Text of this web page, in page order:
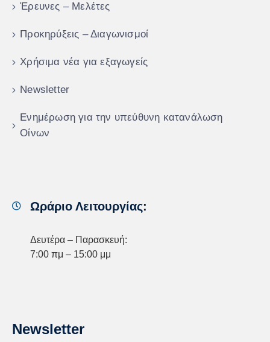
Έρευνες – Μελέτες
Προκηρύξεις – Διαγωνισμοί
Χρήσιμα νέα για εξαγωγείς
Newsletter
Ενημέρωση για την υπεύθυνη κατανάλωση
Οίνων
Ωράριο Λειτουργίας:
Δευτέρα – Παρασκευή:
7:00 πμ – 15:00 μμ
Newsletter